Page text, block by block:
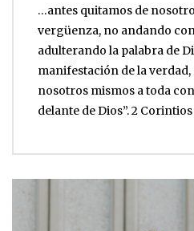
…antes quitamos de
vergüenza, no andando
adulterando la palabra de
manifestación de la
nosotros mismos a toda
delante de Dios”. 2 Corintios